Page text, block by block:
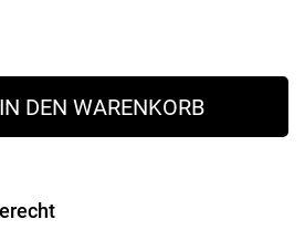
IN DEN WARENKORB